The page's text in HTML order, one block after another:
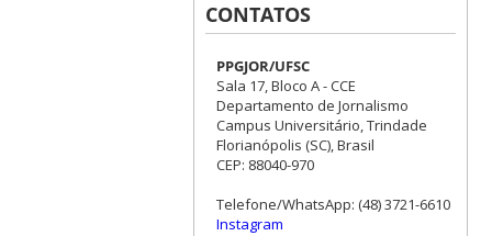
CONTATOS
PPGJOR/UFSC
Sala 17, Bloco A - CCE
Departamento de Jornalismo
Campus Universitário, Trindade
Florianópolis (SC), Brasil
CEP: 88040-970
Telefone/WhatsApp: (48) 3721-6610
Instagram